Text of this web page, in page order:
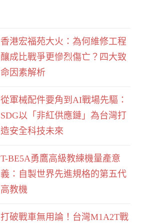
香港宏福苑大火：為何維修工程
釀成比戰爭更慘烈傷亡？四大致
命因素解析
從軍械配件要角到AI戰場先驅：
SDG以「非紅供應鏈」為台灣打
造安全科技未來
T-BE5A勇鷹高級教練機量產意
義：自製世界先進規格的第五代
高教機
打破戰車無用論！台灣M1A2T戰